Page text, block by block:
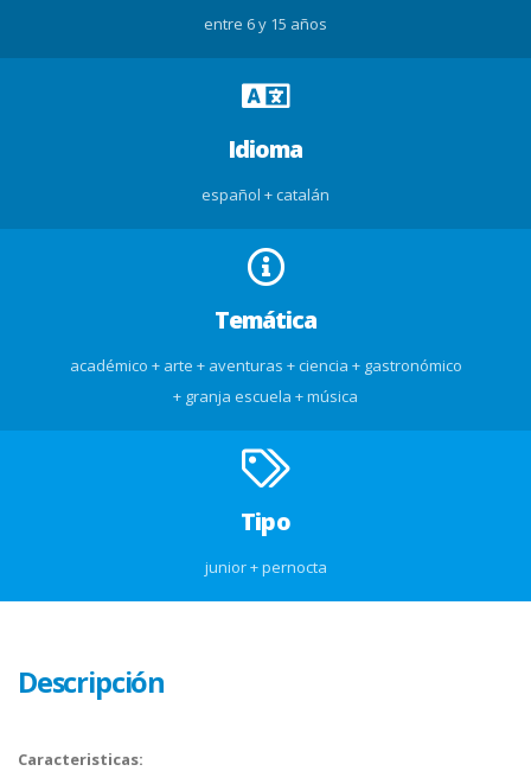
entre 6 y 15 años
Idioma
español + catalán
Temática
académico + arte + aventuras + ciencia + gastronómico
+ granja escuela + música
Tipo
junior + pernocta
Descripción
Caracteristicas: